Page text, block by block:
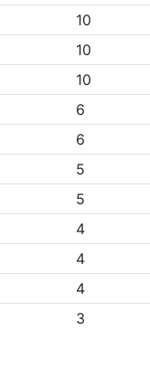
10
10
10
6
6
5
5
4
4
4
3